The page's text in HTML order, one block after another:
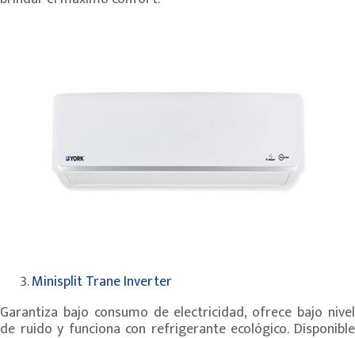
Minisplit Trane Inverter
Garantiza bajo consumo de electricidad, ofrece bajo nivel
de ruido y funciona con refrigerante ecológico. Disponible